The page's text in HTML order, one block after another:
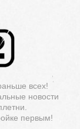
всех!
новости
первым!